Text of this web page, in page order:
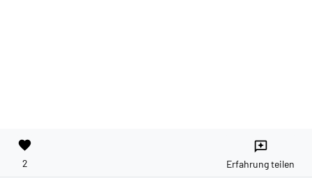
favorite
2
reviews
Erfahrung teilen